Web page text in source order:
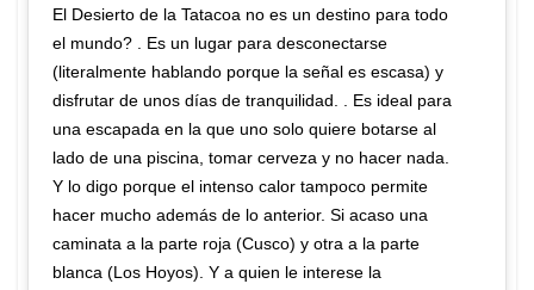
El Desierto de la Tatacoa no es un destino para todo
el mundo? . Es un lugar para desconectarse
(literalmente hablando porque la señal es escasa) y
disfrutar de unos días de tranquilidad. . Es ideal para
una escapada en la que uno solo quiere botarse al
lado de una piscina, tomar cerveza y no hacer nada.
Y lo digo porque el intenso calor tampoco permite
hacer mucho además de lo anterior. Si acaso una
caminata a la parte roja (Cusco) y otra a la parte
blanca (Los Hoyos). Y a quien le interese la